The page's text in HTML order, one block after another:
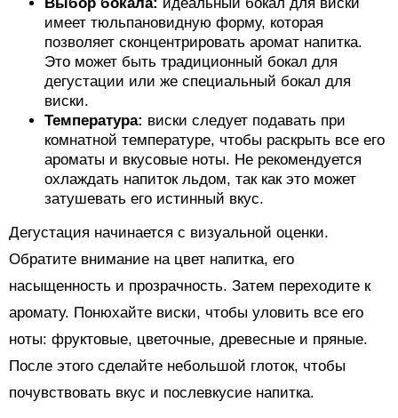
имеет тюльпановидную форму, которая
позволяет сконцентрировать аромат напитка.
Это может быть традиционный бокал для
дегустации или же специальный бокал для
виски.
Температура: виски следует подавать при
комнатной температуре, чтобы раскрыть все его
ароматы и вкусовые ноты. Не рекомендуется
охлаждать напиток льдом, так как это может
затушевать его истинный вкус.
Дегустация начинается с визуальной оценки.
Обратите внимание на цвет напитка, его
насыщенность и прозрачность. Затем переходите к
аромату. Понюхайте виски, чтобы уловить все его
ноты: фруктовые, цветочные, древесные и пряные.
После этого сделайте небольшой глоток, чтобы
почувствовать вкус и послевкусие напитка.